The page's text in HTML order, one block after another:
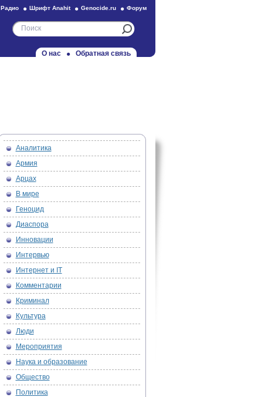
Радио Шрифт Anahit Genocide.ru Форум
О нас Обратная связь
Аналитика
Армия
Арцах
В мире
Геноцид
Диаспора
Инновации
Интервью
Интернет и IT
Комментарии
Криминал
Культура
Люди
Мероприятия
Наука и образование
Общество
Политика